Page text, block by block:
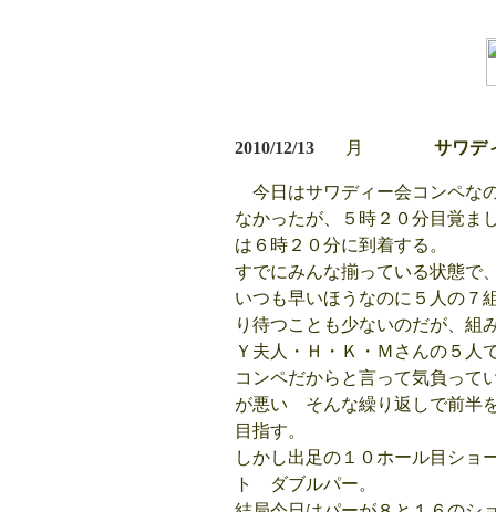
2010/12/13 月 サワデ
今日はサワディー会コンペな
なかったが、５時２０分目覚ま
は６時２０分に到着する。
すでにみんな揃っている状態で
いつも早いほうなのに５人の
り待つことも少ないのだが、組
Ｙ夫人・Ｈ・Ｋ・Ｍさんの５人
コンペだからと言って気負って
が悪い そんな繰り返しで前半
目指す。
しかし出足の１０ホール目シ
ト ダブルパー。